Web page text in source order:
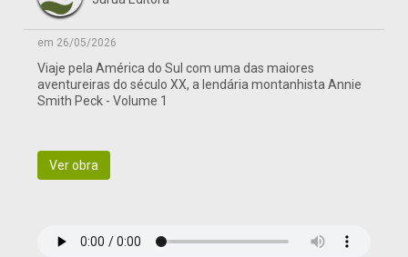
em 26/05/2026
Viaje pela América do Sul com uma das maiores
aventureiras do século XX, a lendária montanhista Annie
Smith Peck - Volume 1
Ver obra